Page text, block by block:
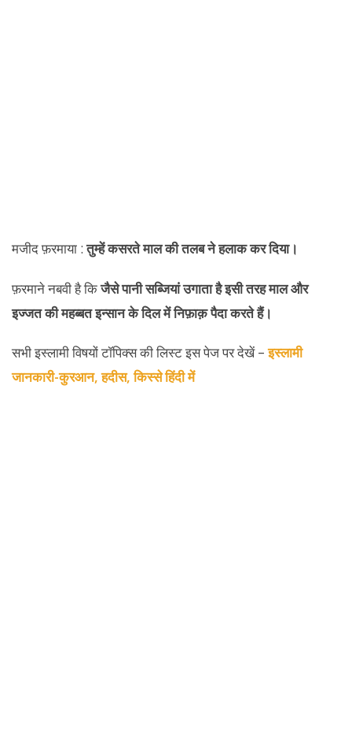
मजीद फ़रमाया :तुम्हें कसरते माल की तलब ने हलाक कर दिया।
फ़रमाने नबवी है किजैसे पानी सब्जियां उगाता है इसी तरह माल और
इज्जत की महब्बत इन्सान के दिल में निफ़ाक़ पैदा करते हैं।
सभी इस्लामी विषयों टॉपिक्स की लिस्ट इस पेज पर देखें –इस्लामी
जानकारी-कुरआन, हदीस, किस्से हिंदी में